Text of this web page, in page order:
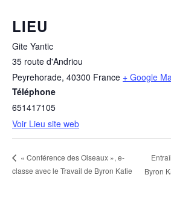
LIEU
Gite Yantic
35 route d'Andriou
Peyrehorade, 40300 France + Google
Téléphone
651417105
Voir Lieu site web
« Conférence des Oiseaux », e-
classe avec le Travail de Byron Katie
Byron